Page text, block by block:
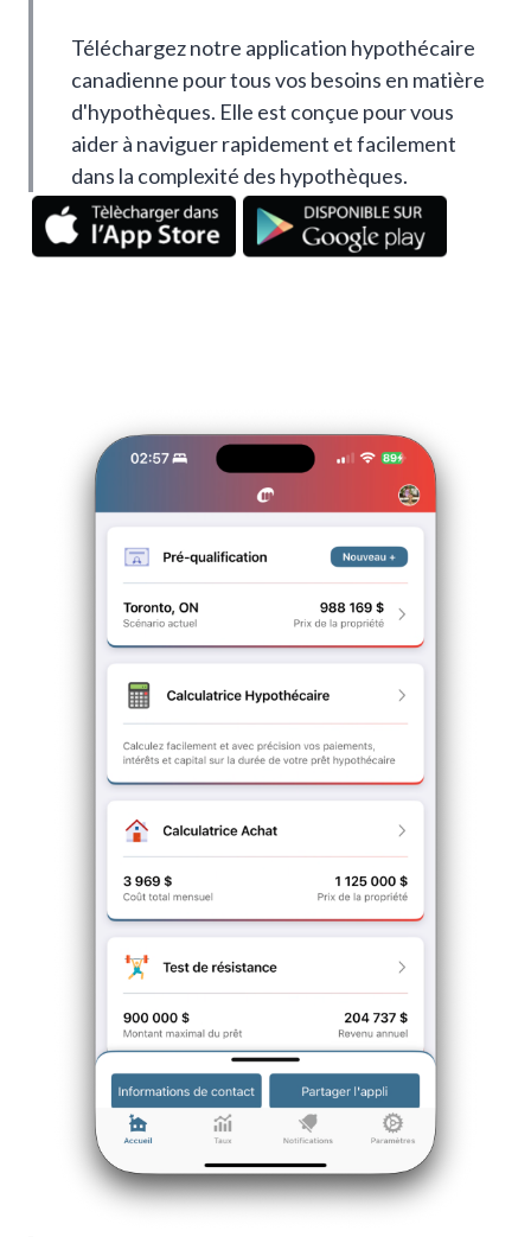
Téléchargez notre application hypothécaire
canadienne pour tous vos besoins en matière
d'hypothèques. Elle est conçue pour vous
aider à naviguer rapidement et facilement
dans la complexité des hypothèques.